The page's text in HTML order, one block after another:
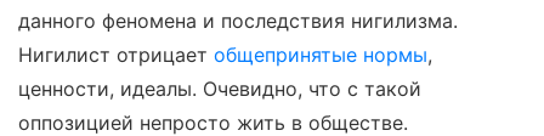
данного феномена и последствия нигилизма.
Нигилист отрицает общепринятые нормы,
ценности, идеалы. Очевидно, что с такой
оппозицией непросто жить в обществе.